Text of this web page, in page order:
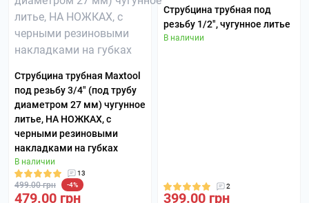
Струбцина трубная Maxtool
под резьбу 3/4" (под трубу
диаметром 27 мм) чугунное
литье, НА НОЖКАХ, с
черными резиновыми
накладками на губках
В наличии
13
499.00 грн -4%
479.00 грн
Струбцина трубная под
резьбу 1/2", чугунное литье
В наличии
2
399.00 грн